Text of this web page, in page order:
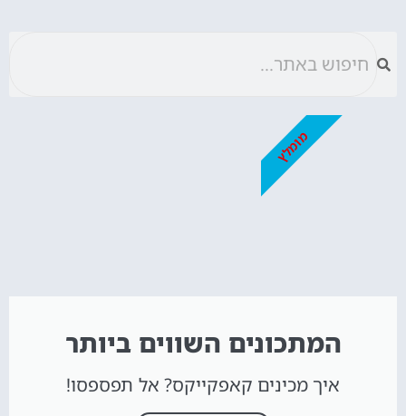
המתכונים השווים ביותר
איך מכינים קאפקייקס? אל תפספסו!
מומלץ